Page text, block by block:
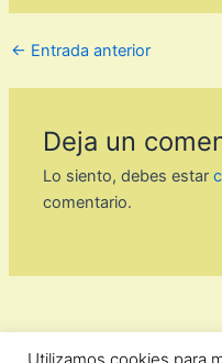
← Entrada anterior
Deja un
Lo siento, debes estar
comentario.